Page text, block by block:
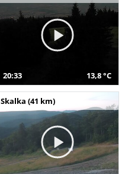
20:33 13,8 °C
Skalka (41 km)